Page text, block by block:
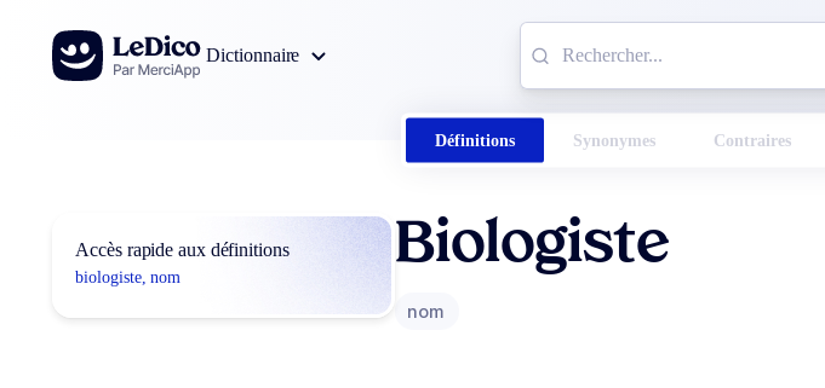
Aller au contenu
Dictionnaire
Définitions Synonymes Contraires
Accès rapide aux définitions
biologiste, nom
Biologiste
nom